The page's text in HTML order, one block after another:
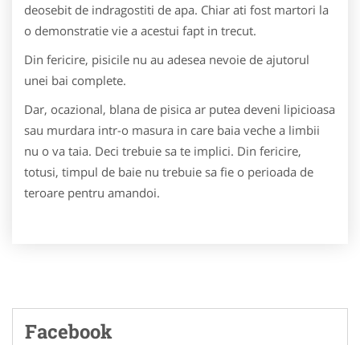
deosebit de indragostiti de apa. Chiar ati fost martori la
o demonstratie vie a acestui fapt in trecut.
Din fericire, pisicile nu au adesea nevoie de ajutorul
unei bai complete.
Dar, ocazional, blana de pisica ar putea deveni lipicioasa
sau murdara intr-o masura in care baia veche a limbii
nu o va taia. Deci trebuie sa te implici. Din fericire,
totusi, timpul de baie nu trebuie sa fie o perioada de
teroare pentru amandoi.
Facebook